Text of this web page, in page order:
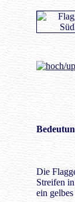
Die
Streifen
ein